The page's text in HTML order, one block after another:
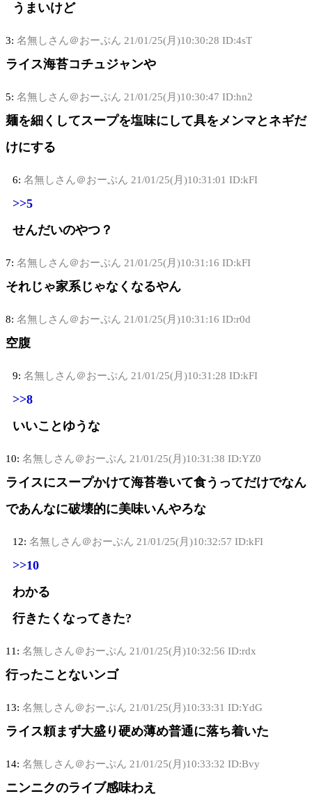
うまいけど
3: 名無しさん＠おーぷん 21/01/25(月)10:30:28 ID:4sT
ライス海苔コチュジャンや
5: 名無しさん＠おーぷん 21/01/25(月)10:30:47 ID:hn2
麺を細くしてスープを塩味にして具をメンマとネギだ
けにする
6: 名無しさん＠おーぷん 21/01/25(月)10:31:01 ID:kFI
>>5
せんだいのやつ？
7: 名無しさん＠おーぷん 21/01/25(月)10:31:16 ID:kFI
それじゃ家系じゃなくなるやん
8: 名無しさん＠おーぷん 21/01/25(月)10:31:16 ID:r0d
空腹
9: 名無しさん＠おーぷん 21/01/25(月)10:31:28 ID:kFI
>>8
いいことゆうな
10: 名無しさん＠おーぷん 21/01/25(月)10:31:38 ID:YZ0
ライスにスープかけて海苔巻いて食うってだけでなん
であんなに破壊的に美味いんやろな
12: 名無しさん＠おーぷん 21/01/25(月)10:32:57 ID:kFI
>>10
わかる
行きたくなってきた?
11: 名無しさん＠おーぷん 21/01/25(月)10:32:56 ID:rdx
行ったことないンゴ
13: 名無しさん＠おーぷん 21/01/25(月)10:33:31 ID:YdG
ライス頼まず大盛り硬め薄め普通に落ち着いた
14: 名無しさん＠おーぷん 21/01/25(月)10:33:32 ID:Bvy
ニンニクのライブ感味わえ